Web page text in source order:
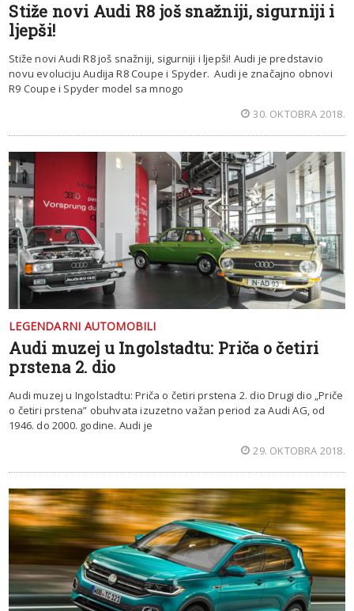
Stiže novi Audi R8 još snažniji, sigurniji i
ljepši!
Stiže novi Audi R8 još snažniji, sigurniji i ljepši! Audi je predstavio
novu evoluciju Audija R8 Coupe i Spyder. Audi je značajno obnovi
R9 Coupe i Spyder model sa mnogo
30. OKTOBRA 2018.
LEGENDARNI AUTOMOBILI
Audi muzej u Ingolstadtu: Priča o četiri
prstena 2. dio
Audi muzej u Ingolstadtu: Priča o četiri prstena 2. dio Drugi dio „Priče
o četiri prstena” obuhvata izuzetno važan period za Audi AG, od
1946. do 2000. godine. Audi je
29. OKTOBRA 2018.